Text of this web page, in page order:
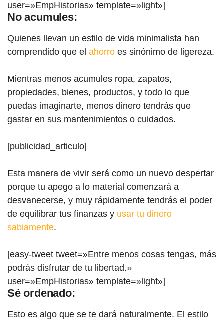
user=»EmpHistorias» template=»light»]
No acumules:
Quienes llevan un estilo de vida minimalista han
comprendido que el ahorro es sinónimo de ligereza.
Mientras menos acumules ropa, zapatos,
propiedades, bienes, productos, y todo lo que
puedas imaginarte, menos dinero tendrás que
gastar en sus mantenimientos o cuidados.
[publicidad_articulo]
Esta manera de vivir será como un nuevo despertar
porque tu apego a lo material comenzará a
desvanecerse, y muy rápidamente tendrás el poder
de equilibrar tus finanzas y usar tu dinero
sabiamente.
[easy-tweet tweet=»Entre menos cosas tengas, más
podrás disfrutar de tu libertad.»
user=»EmpHistorias» template=»light»]
Sé ordenado:
Esto es algo que se te dará naturalmente. El estilo